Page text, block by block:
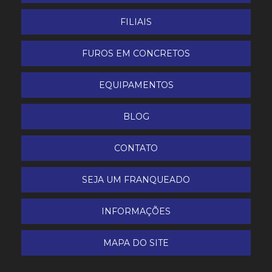
Recortadora de gesso
Serra circular de bancada 14
Serra de bancada
Serra de corte rápido policorte
Serra esquadria
Serra mármore
Serra sabre
Tesoura Faca Makita
FILIAIS
FUROS EM CONCRETOS
EQUIPAMENTOS
BLOG
CONTATO
SEJA UM FRANQUEADO
INFORMAÇÕES
MAPA DO SITE